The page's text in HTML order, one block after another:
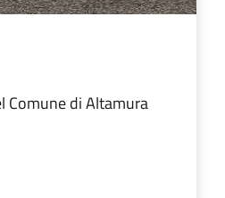
Comune di Altamura